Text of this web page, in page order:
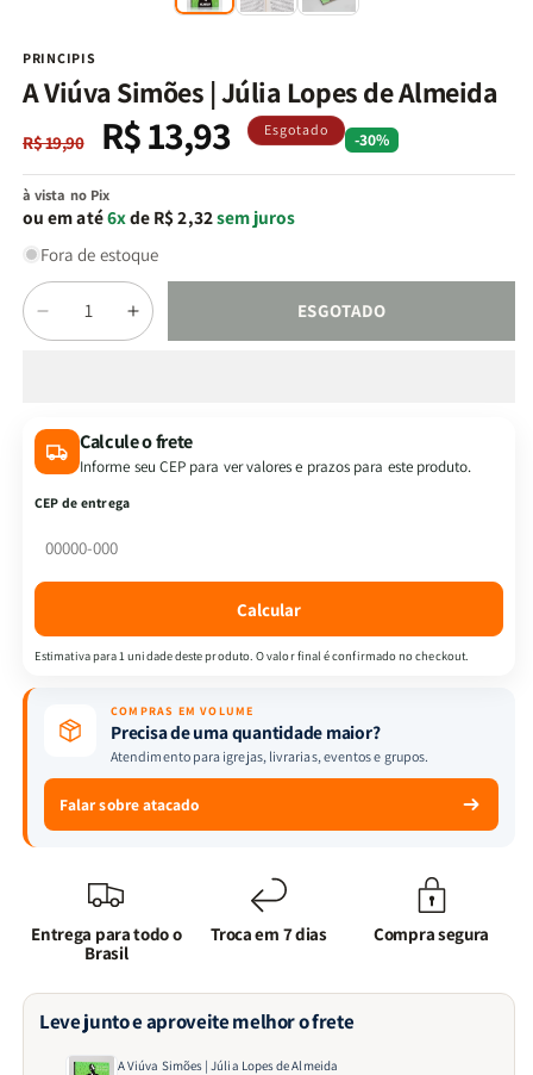
PRINCIPIS
A Viúva Simões | Júlia Lopes de Almeida
Preço
normal
R$ 19,90
Preço
promocional
R$ 13,93 Esgotado -30%
à vista no Pix
ou em até6xde R$ 2,32sem juros
Fora de estoque
Quantidade
Diminuir
a
Viúva
Simões
|
Lopes
Aumentar
a
Viúva
Simões
ESGOTADO
Calcule o frete
Informe seu CEP para ver valores e prazos para este produto.
CEP de entrega
Calcular
Estimativa para 1 unidade deste produto. O valor final é confirmado no checkout.
COMPRAS EM VOLUME
Precisa de uma quantidade maior?
Atendimento para igrejas, livrarias, eventos e grupos.
Falar sobre atacado
Entrega para todo o
Brasil
Troca em 7 dias Compra segura
Leve junto e aproveite melhor o frete
A Viúva Simões | Júlia Lopes de Almeida